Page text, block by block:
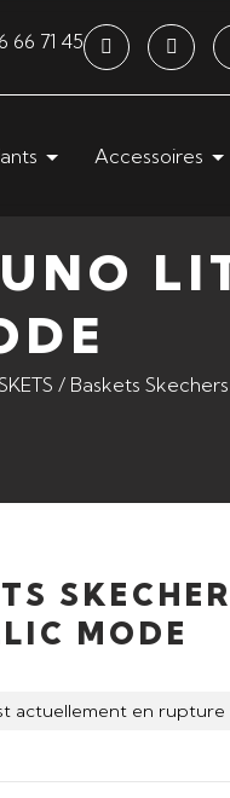
66 71 45
Accessoires
/ Baskets
MODE
actuellement en rupture